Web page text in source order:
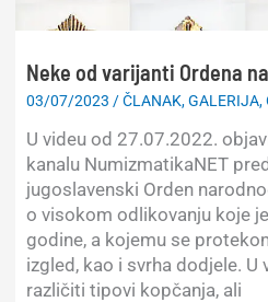
Neke od varijanti Ordena
03/07/2023 /ČLANAK,GALERIJA,
U videu od 27.07.2022.
kanalu NumizmatikaNET
jugoslavenski Orden
o visokom odlikovanju koje
godine, a kojemu se
izgled, kao i svrha dodjele. U
različiti tipovi kopčanja, ali